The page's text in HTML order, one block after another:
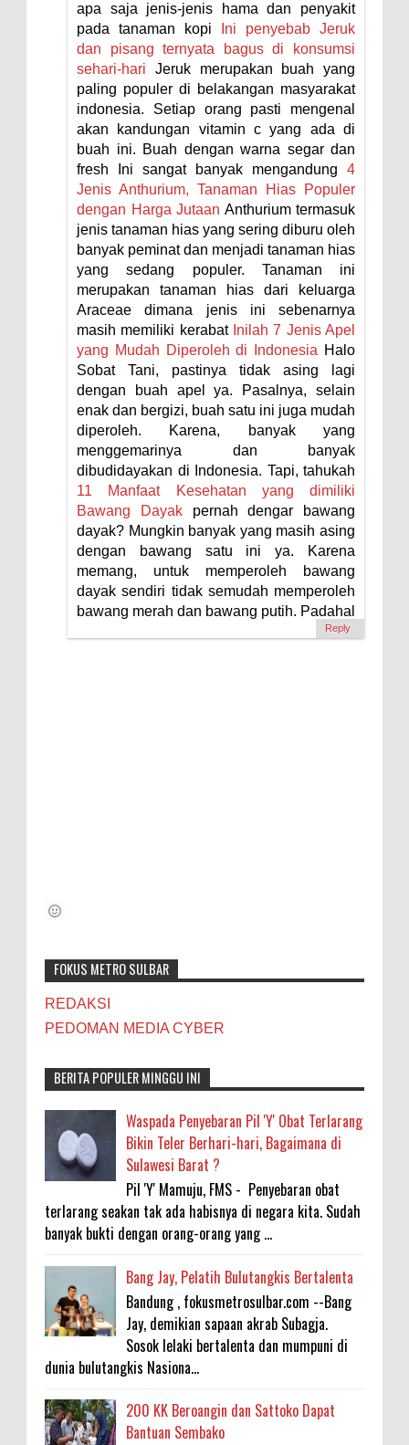
apa saja jenis-jenis hama dan penyakit
pada tanaman kopi
Ini penyebab Jeruk
dan pisang ternyata bagus di konsumsi
sehari-hari Jeruk merupakan buah yang
paling populer di belakangan masyarakat
indonesia. Setiap orang pasti mengenal
akan kandungan vitamin c yang ada di
buah ini. Buah dengan warna segar dan
fresh Ini sangat banyak mengandung 4
Jenis Anthurium, Tanaman Hias Populer
dengan Harga Jutaan Anthurium termasuk
jenis tanaman hias yang sering diburu oleh
banyak peminat dan menjadi tanaman hias
yang sedang populer. Tanaman ini
merupakan tanaman hias dari keluarga
Araceae dimana jenis ini sebenarnya
masih memiliki kerabat Inilah 7 Jenis Apel
yang Mudah Diperoleh di Indonesia Halo
Sobat Tani, pastinya tidak asing lagi
dengan buah apel ya. Pasalnya, selain
enak dan bergizi, buah satu ini juga mudah
diperoleh. Karena, banyak yang
menggemarinya dan banyak
dibudidayakan di Indonesia. Tapi, tahukah
11 Manfaat Kesehatan yang dimiliki
Bawang Dayakpernah dengar bawang
dayak? Mungkin banyak yang masih asing
dengan bawang satu ini ya. Karena
memang, untuk memperoleh bawang
dayak sendiri tidak semudah memperoleh
bawang merah dan bawang putih. Padahal
Reply
FOKUS METRO SULBAR
REDAKSI
PEDOMAN MEDIA CYBER
BERITA POPULER MINGGU INI
Waspada Penyebaran Pil 'Y' Obat Terlarang
Bikin Teler Berhari-hari, Bagaimana di
Sulawesi Barat ?
Pil 'Y' Mamuju, FMS - Penyebaran obat
terlarang seakan tak ada habisnya di negara kita. Sudah
banyak bukti dengan orang-orang yang ...
Bang Jay, Pelatih Bulutangkis Bertalenta
Bandung , fokusmetrosulbar.com --Bang
Jay, demikian sapaan akrab Subagja.
Sosok lelaki bertalenta dan mumpuni di
dunia bulutangkis Nasiona...
200 KK Beroangin dan Sattoko Dapat
Bantuan Sembako